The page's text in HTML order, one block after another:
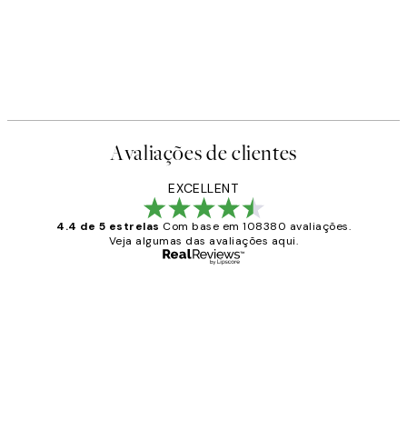
Avaliações de clientes
EXCELLENT
4.4 de 5 estrelas Com base em 108380 avaliações.
Veja algumas das avaliações aqui.